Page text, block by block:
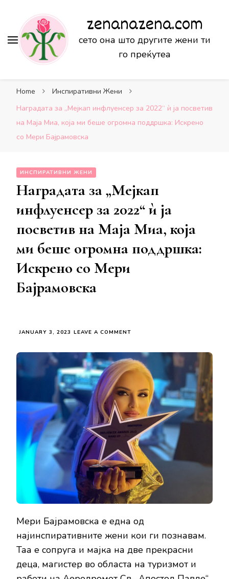
zenanazena.com
сето она што другите жени ти
го преќутеа
Home
Инспиративни Жени
Наградата за „Мејкап инфлуенсер за 2022“ ѝ ја посветив
на Маја Миа, која ми беше огромна поддршка: Искрено
со Мери Бајрамовска
ИНСПИРАТИВНИ ЖЕНИ
Наградата за „Мејкап
инфлуенсер за 2022“ ѝ ја
посветив на Маја Миа, која
ми беше огромна поддршка:
Искрено со Мери
Бајрамовска
JANUARY 3, 2023 LEAVE A COMMENT
„МЕЈКАП
ИНФЛУЕНСЕР
2022“
Ѝ
ЈА
ПОСВЕТИВ
НА
МАЈА
МИА,
КОЈА
МИ
БЕШЕ
ОГРОМНА
ПОДДРШКА:
ИСКРЕНО
БАЈРАМОВСКА
Мери Бајрамовска е една од
најинспиративните жени кои ги познавам.
Таа е сопруга и мајка на две прекрасни
деца, магистер во областа на туризмот и